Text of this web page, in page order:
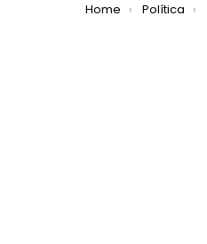
You are here:
Home Política